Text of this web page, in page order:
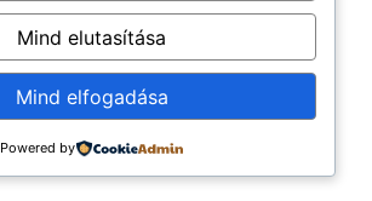
Mind elutasítása
Mind elfogadása
Powered by